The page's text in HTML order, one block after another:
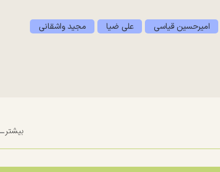
امیرحسین قیاسی علی ضیا مجید واشقانی